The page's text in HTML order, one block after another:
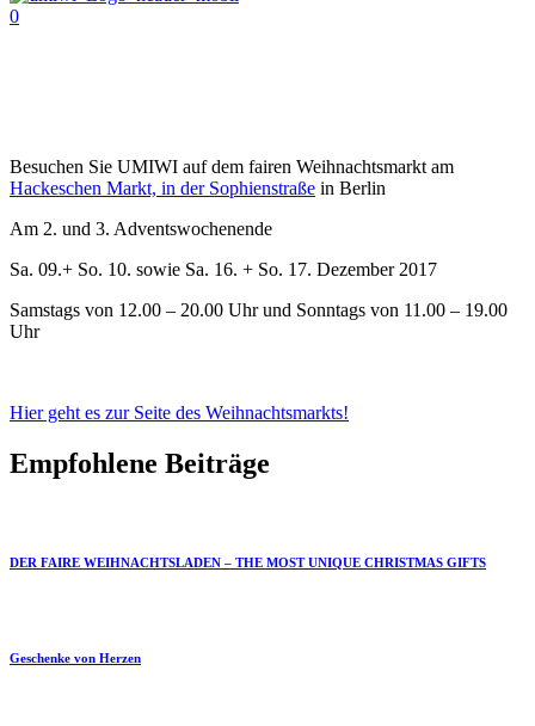
0
Besuchen Sie UMIWI auf dem fairen Weihnachtsmarkt am
Hackeschen Markt, in der Sophienstraße in Berlin
Am 2. und 3. Adventswochenende
Sa. 09.+ So. 10. sowie Sa. 16. + So. 17. Dezember 2017
Samstags von 12.00 – 20.00 Uhr und Sonntags von 11.00 – 19.00
Uhr
Hier geht es zur Seite des Weihnachtsmarkts!
Empfohlene Beiträge
DER FAIRE WEIHNACHTSLADEN – THE MOST UNIQUE CHRISTMAS GIFTS
Geschenke von Herzen